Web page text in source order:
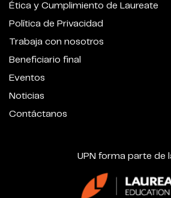
Ética y Cumplimiento de Laureate
Política de Privacidad
Trabaja con nosotros
Beneficiario final
Eventos
Noticias
Contáctanos
UPN forma parte de